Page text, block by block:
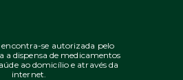
se autorizada pelo
a dispensa de medicamentos
ao domicílio e através da
internet.